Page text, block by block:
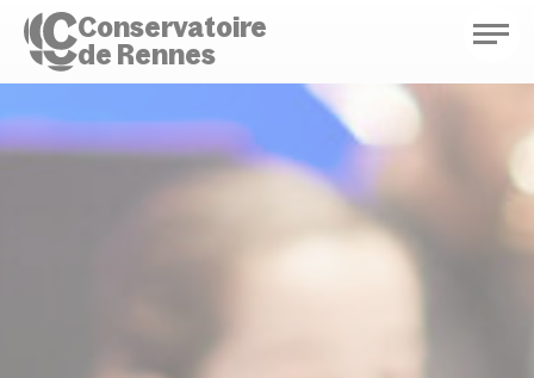
Conservatoire
de Rennes
Conservatoire de Rennes